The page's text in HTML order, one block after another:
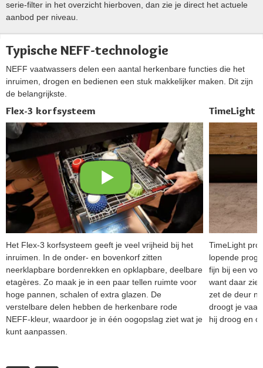
serie-filter in het overzicht hierboven, dan zie je direct het actuele
aanbod per niveau.
Typische NEFF-technologie
NEFF vaatwassers delen een aantal herkenbare functies die het
inruimen, drogen en bedienen een stuk makkelijker maken. Dit zijn
de belangrijkste.
Flex-3 korfsysteem
Het Flex-3 korfsysteem geeft je veel vrijheid bij het
inruimen. In de onder- en bovenkorf zitten
neerklapbare bordenrekken en opklapbare, deelbare
etagères. Zo maak je in een paar tellen ruimte voor
hoge pannen, schalen of extra glazen. De
verstelbare delen hebben de herkenbare rode
NEFF-kleur, waardoor je in één oogopslag ziet wat je
kunt aanpassen.
TimeLight
TimeLight
lopende
fijn bij een
want daar zie
zet de deur
droogt je vaat
hij droog en